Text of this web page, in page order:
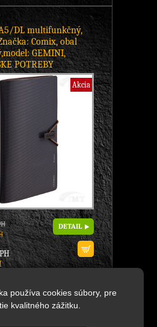
používa cookies súbory, pre
kvalitného zážitku.
DL multifunkčný,
Comix, obal
GEMINI,
POTREBY
Akcia
DETAIL
A5/DL, značky Comix,
- patentovaný dizajn s